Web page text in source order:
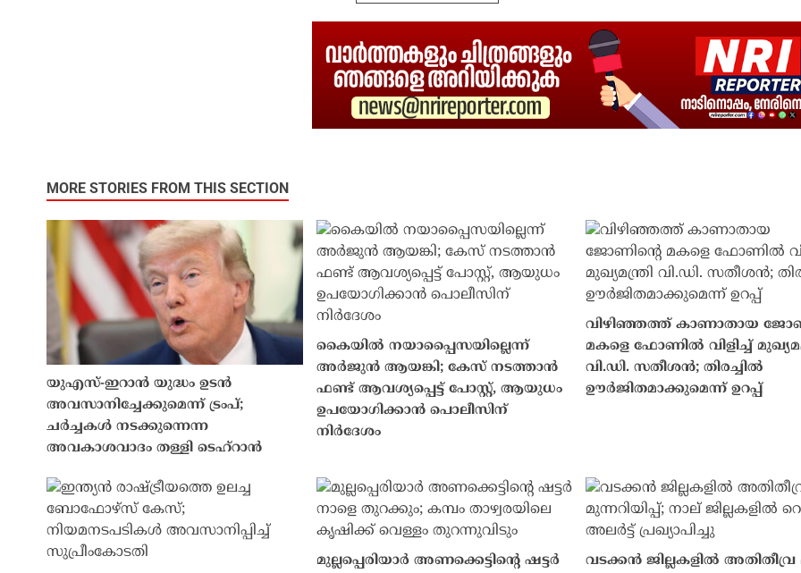
MORE STORIES FROM THIS SECTION
യുഎസ്-ഇറാൻ യുദ്ധം ഉടൻ
അവസാനിച്ചേക്കുമെന്ന് ട്രംപ്;
ചർച്ചകൾ നടക്കുന്നെന്ന
അവകാശവാദം തള്ളി ടെഹ്റാൻ
കൈയിൽ നയാപ്പൈസയില്ലെന്ന്
അർജുൻ ആയങ്കി; കേസ് നടത്താൻ
ഫണ്ട് ആവശ്യപ്പെട്ട് പോസ്റ്റ്, ആയുധം
ഉപയോഗിക്കാൻ പൊലീസിന്
നിർദേശം
വിഴിഞ്ഞത്ത് കാണാതായ
മകളെ ഫോണിൽ വിളിച്ച്
വി.ഡി. സതീശൻ; തിരച്ചിൽ
ഊർജിതമാക്കുമെന്ന് ഉറപ്പ്
മുല്ലപ്പെരിയാർ അണക്കെട്ടിന്റെ ഷട്ടർ
വടക്കൻ ജില്ലകളിൽ അതിതീവ്ര